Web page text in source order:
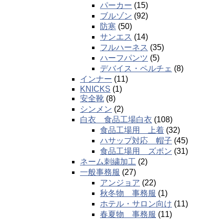
パーカー (15)
ブルゾン (92)
防寒 (50)
サンエス (14)
フルハーネス (35)
ハーフパンツ (5)
デバイス・ペルチェ (8)
インナー (11)
KNICKS (1)
安全靴 (8)
シンメン (2)
白衣 食品工場白衣 (108)
食品工場用 上着 (32)
ハサップ対応 帽子 (45)
食品工場用 ズボン (31)
ネーム刺繍加工 (2)
一般事務服 (27)
アンジョア (22)
秋冬物 事務服 (1)
ホテル・サロン向け (11)
春夏物 事務服 (11)